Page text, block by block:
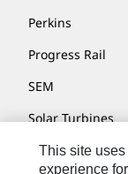
Perkins
Progress Rail
SEM
Solar Turbines
SPM Oil & Gas
This site
experience